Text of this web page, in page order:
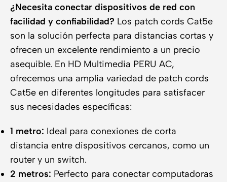
¿Necesita conectar dispositivos de red con
facilidad y confiabilidad? Los patch cords Cat5e
son la solución perfecta para distancias cortas y
ofrecen un excelente rendimiento a un precio
asequible. En HD Multimedia PERU AC,
ofrecemos una amplia variedad de patch cords
Cat5e en diferentes longitudes para satisfacer
sus necesidades específicas:
1 metro: Ideal para conexiones de corta
distancia entre dispositivos cercanos, como un
router y un switch.
2 metros: Perfecto para conectar computadoras